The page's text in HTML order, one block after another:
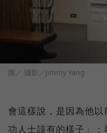
圖／ 攝影／Jimmy Yang
會這樣說，是因為他
功人士該有的樣子」